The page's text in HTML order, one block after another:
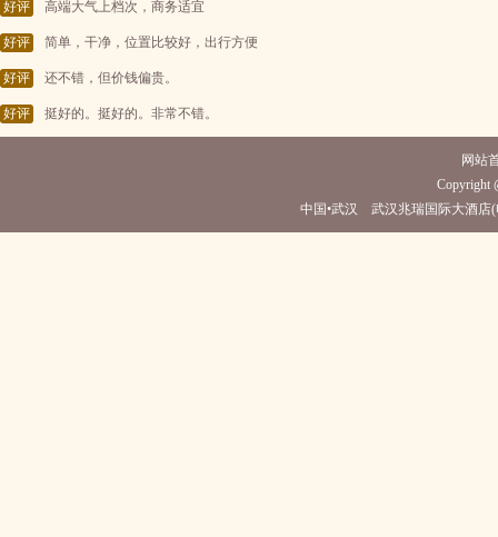
好评 高端大气上档次，商务适宜
好评 简单，干净，位置比较好，出行方便
好评 还不错，但价钱偏贵。
好评 挺好的。挺好的。非常不错。
网站
Copyright
中国•武汉 武汉兆瑞国际大酒店(